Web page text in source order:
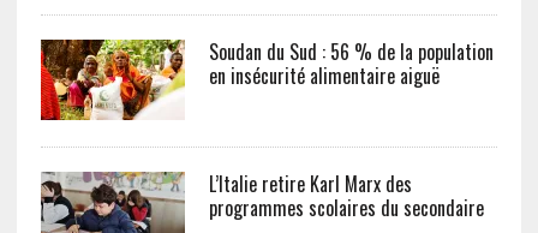
Soudan du Sud : 56 % de la population
en insécurité alimentaire aiguë
L’Italie retire Karl Marx des
programmes scolaires du secondaire